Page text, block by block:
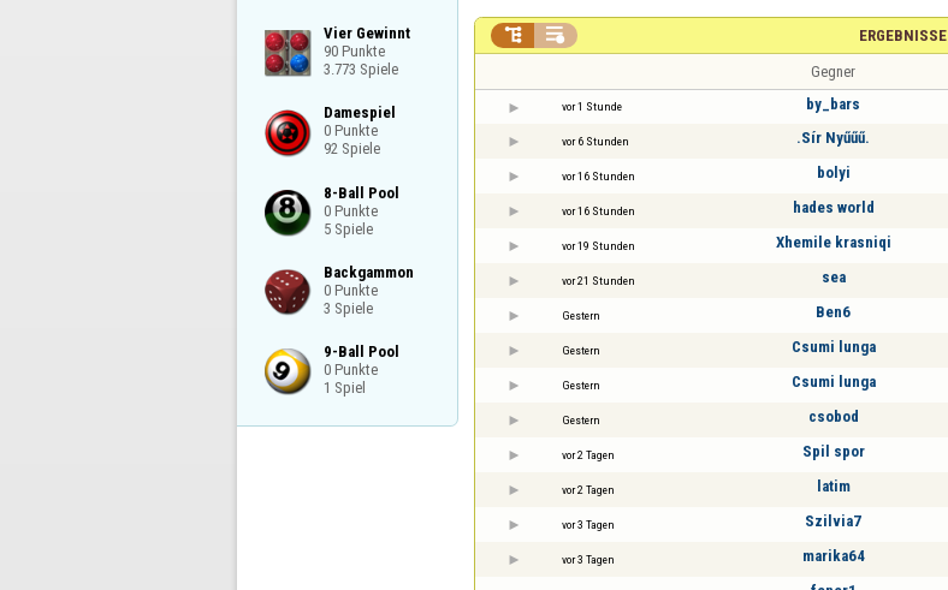
Vier Gewinnt
90 Punkte
3.773 Spiele
Damespiel
0 Punkte
92 Spiele
8-Ball Pool
0 Punkte
5 Spiele
Backgammon
0 Punkte
3 Spiele
9-Ball Pool
0 Punkte
1 Spiel
ERGEBNISSE
 
Gegner
vor 1 Stunde by_bars
vor 6 Stunden .Sír Nyűűű.
vor 16 Stunden bolyi
vor 16 Stunden hades world
vor 19 Stunden Xhemile krasniqi
vor 21 Stunden sea
Gestern Ben6
Gestern Csumi lunga
Gestern Csumi lunga
Gestern csobod
vor 2 Tagen Spil spor
vor 2 Tagen latim
vor 3 Tagen Szilvia7
vor 3 Tagen marika64